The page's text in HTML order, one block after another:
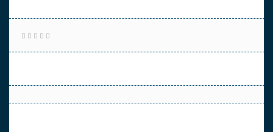
t of 5